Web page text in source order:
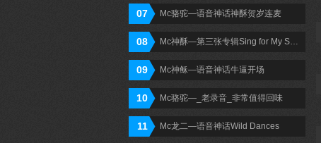
07 Mc骆驼—语音神话神酥贺岁连麦
08 Mc神酥—第三张专辑Sing for My Soul
09 Mc神稣—语音神话牛逼开场
10 Mc骆驼—_老录音_非常值得回味
11 Mc龙二—语音神话Wild Dances